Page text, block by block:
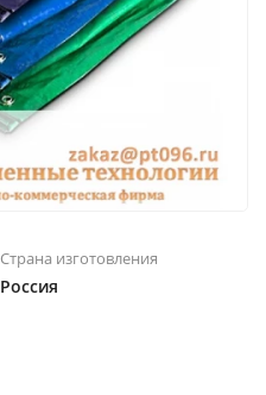
Страна изготовления
Россия